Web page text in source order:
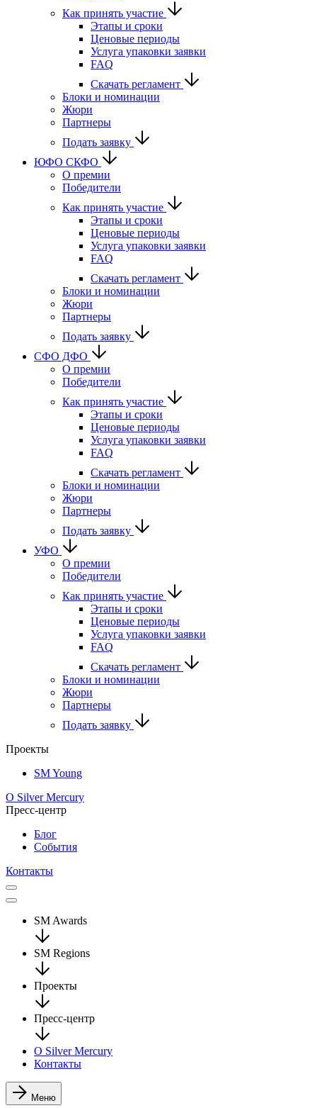
Как принять участие
Этапы и сроки
Ценовые периоды
Услуга упаковки заявки
FAQ
Скачать регламент
Блоки и номинации
Жюри
Партнеры
Подать заявку
ЮФО СКФО
О премии
Победители
Как принять участие
Этапы и сроки
Ценовые периоды
Услуга упаковки заявки
FAQ
Скачать регламент
Блоки и номинации
Жюри
Партнеры
Подать заявку
CФО ДФО
О премии
Победители
Как принять участие
Этапы и сроки
Ценовые периоды
Услуга упаковки заявки
FAQ
Скачать регламент
Блоки и номинации
Жюри
Партнеры
Подать заявку
УФО
О премии
Победители
Как принять участие
Этапы и сроки
Ценовые периоды
Услуга упаковки заявки
FAQ
Скачать регламент
Блоки и номинации
Жюри
Партнеры
Подать заявку
Проекты
SM Young
О Silver Mercury
Пресс-центр
Блог
События
Контакты
SM Awards
SM Regions
Проекты
Пресс-центр
О Silver Mercury
Контакты
Меню